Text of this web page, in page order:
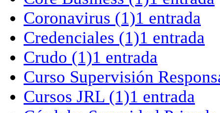
Coronavirus (1)1 entrada
Credenciales (1)1 entrada
Crudo (1)1 entrada
Curso Supervisión
Cursos JRL (1)1 entrada